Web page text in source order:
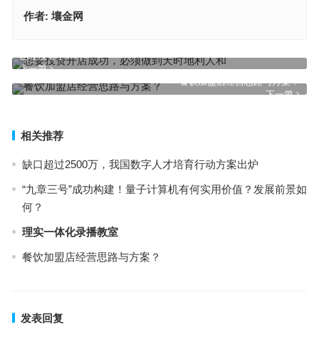
作者: 壤金网
上一篇
已经没有了
下一篇
餐饮加盟店经营思路与方案？
相关推荐
缺口超过2500万，我国数字人才培育行动方案出炉
“九章三号”成功构建！量子计算机有何实用价值？发展前景如
何？
理实一体化录播教室
餐饮加盟店经营思路与方案？
发表回复